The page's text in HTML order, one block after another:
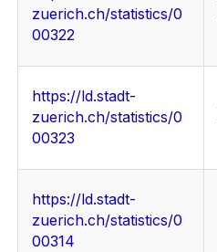
zuerich.ch/statistics/0
00322
https://ld.stadt-
zuerich.ch/statistics/0
00323
https://ld.stadt-
zuerich.ch/statistics/0
00314